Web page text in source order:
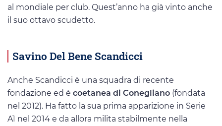
al mondiale per club. Quest’anno ha già vinto anche
il suo ottavo scudetto.
Savino Del Bene Scandicci
Anche Scandicci è una squadra di recente
fondazione ed è coetanea di Conegliano (fondata
nel 2012). Ha fatto la sua prima apparizione in Serie
A1 nel 2014 e da allora milita stabilmente nella